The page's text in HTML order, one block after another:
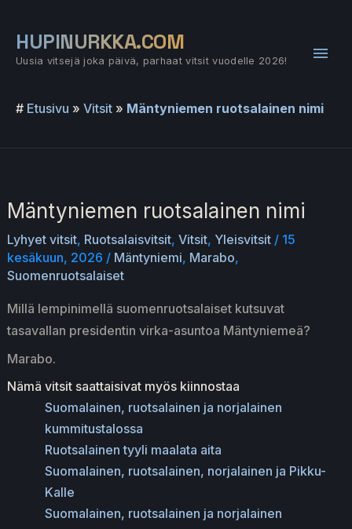
sisältöön
HUPINURKKA.COM
Uusia vitsejä joka päivä, parhaat vitsit vuodelle 2026!
# Etusivu » Vitsit » Mäntyniemen ruotsalainen nimi
Mäntyniemen ruotsalainen nimi
Lyhyet vitsit, Ruotsalaisvitsit, Vitsit, Yleisvitsit/ 15
kesäkuun, 2026 / Mäntyniemi, Marabo,
Suomenruotsalaiset
Millä lempinimellä suomenruotsalaiset kutsuvat
tasavallan presidentin virka-asuntoa Mäntyniemeä?
Marabo.
Nämä vitsit saattaisivat myös kiinnostaa
Suomalainen, ruotsalainen ja norjalainen
kummitustalossa
Ruotsalainen tyyli maalata aita
Suomalainen, ruotsalainen, norjalainen ja Pikku-
Kalle
Suomalainen, ruotsalainen ja norjalainen